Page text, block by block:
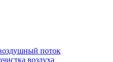
поток
воздуха